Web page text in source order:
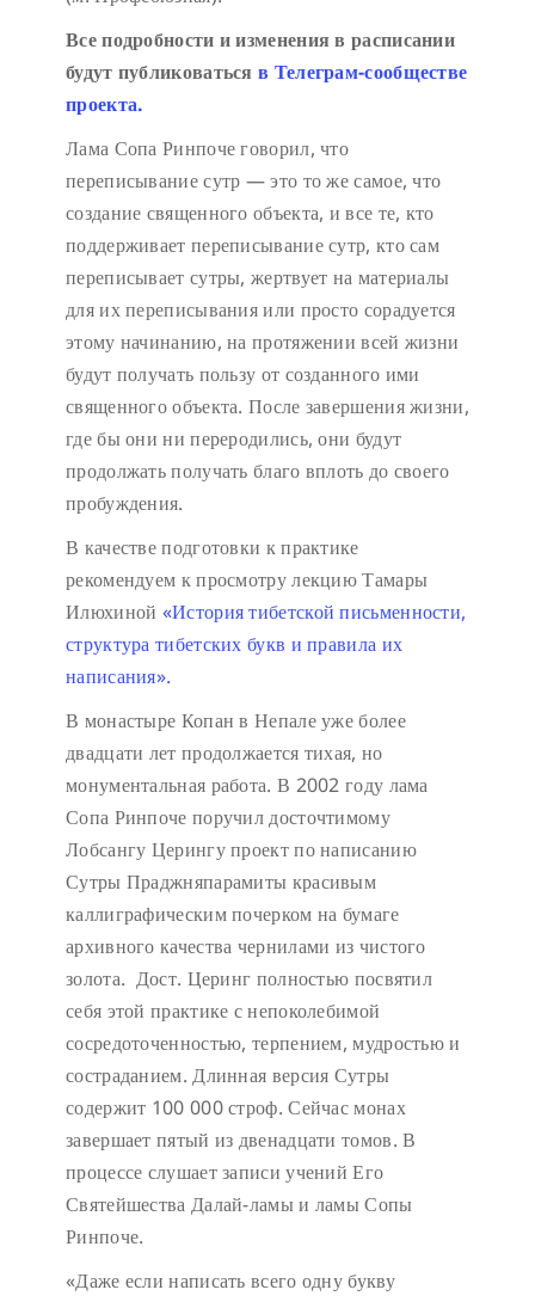
Все подробности и изменения в расписании
будут публиковатьсяв Телеграм-сообществе
проекта.
Лама Сопа Ринпоче говорил, что
переписывание сутр — это то же самое, что
создание священного объекта, и все те, кто
поддерживает переписывание сутр, кто сам
переписывает сутры, жертвует на материалы
для их переписывания или просто сорадуется
этому начинанию, на протяжении всей жизни
будут получать пользу от созданного ими
священного объекта. После завершения жизни,
где бы они ни переродились, они будут
продолжать получать благо вплоть до своего
пробуждения.
В качестве подготовки к практике
рекомендуем к просмотру лекцию Тамары
Илюхиной «История тибетской письменности,
структура тибетских букв и правила их
написания».
В монастыре Копан в Непале уже более
двадцати лет продолжается тихая, но
монументальная работа. В 2002 году лама
Сопа Ринпоче поручил досточтимому
Лобсангу Церингу проект по написанию
Сутры Праджняпарамиты красивым
каллиграфическим почерком на бумаге
архивного качества чернилами из чистого
золота. Дост. Церинг полностью посвятил
себя этой практике с непоколебимой
сосредоточенностью, терпением, мудростью и
состраданием. Длинная версия Сутры
содержит 100 000 строф. Сейчас монах
завершает пятый из двенадцати томов. В
процессе слушает записи учений Его
Святейшества Далай-ламы и ламы Сопы
Ринпоче.
«Даже если написать всего одну букву